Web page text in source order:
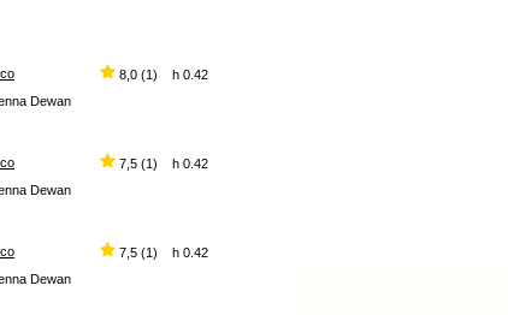
8,0 (1) h 0.42
Dewan
7,5 (1) h 0.42
Dewan
7,5 (1) h 0.42
Dewan